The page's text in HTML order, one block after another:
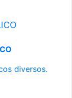
diversos.